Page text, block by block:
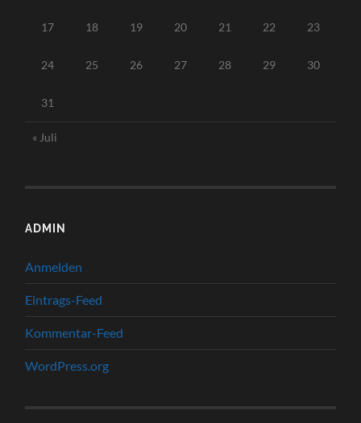
17 18 19 20 21 22 23
24 25 26 27 28 29 30
31
« Juli
ADMIN
Anmelden
Eintrags-Feed
Kommentar-Feed
WordPress.org